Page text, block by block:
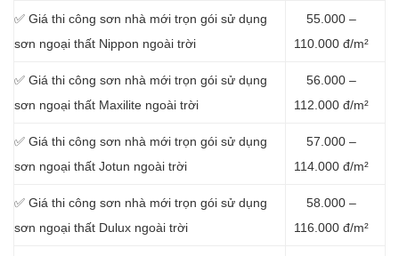
✅ Giá thi công sơn nhà mới trọn gói sử dụng
sơn ngoại thất Nippon ngoài trời
55.000 –
110.000 đ/m²
✅ Giá thi công sơn nhà mới trọn gói sử dụng
sơn ngoại thất Maxilite ngoài trời
56.000 –
112.000 đ/m²
✅ Giá thi công sơn nhà mới trọn gói sử dụng
sơn ngoại thất Jotun ngoài trời
57.000 –
114.000 đ/m²
✅ Giá thi công sơn nhà mới trọn gói sử dụng
sơn ngoại thất Dulux ngoài trời
58.000 –
116.000 đ/m²